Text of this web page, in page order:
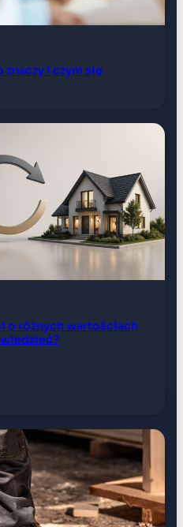
znaczy i czym się
o różnych wartościach
wiedzieć?